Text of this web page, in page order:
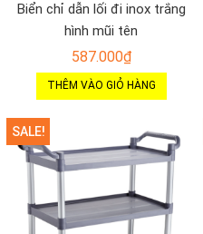
Biển chỉ dẫn lối đi inox trắng
hình mũi tên
587.000₫
THÊM VÀO GIỎ HÀNG
SALE!